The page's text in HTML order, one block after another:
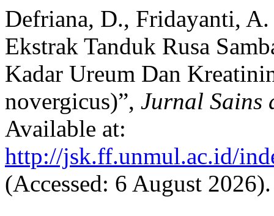
Defriana, D., Fridayanti,
Ekstrak Tanduk Rusa
Kadar Ureum Dan
novergicus)”, Jurnal Sains
Available at:
http://jsk.ff.unmul.ac.id/
(Accessed: 6 August 2026).